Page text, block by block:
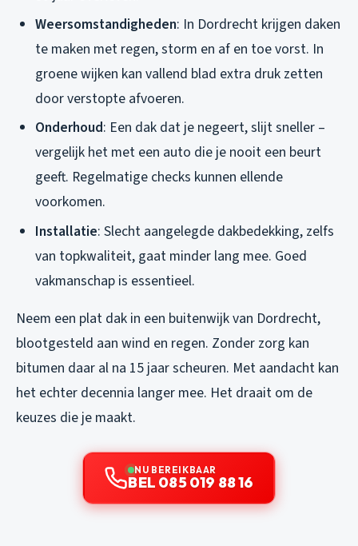
Weersomstandigheden: In Dordrecht krijgen daken
te maken met regen, storm en af en toe vorst. In
groene wijken kan vallend blad extra druk zetten
door verstopte afvoeren.
Onderhoud: Een dak dat je negeert, slijt sneller –
vergelijk het met een auto die je nooit een beurt
geeft. Regelmatige checks kunnen ellende
voorkomen.
Installatie: Slecht aangelegde dakbedekking, zelfs
van topkwaliteit, gaat minder lang mee. Goed
vakmanschap is essentieel.
Neem een plat dak in een buitenwijk van Dordrecht,
blootgesteld aan wind en regen. Zonder zorg kan
bitumen daar al na 15 jaar scheuren. Met aandacht kan
het echter decennia langer mee. Het draait om de
keuzes die je maakt.
NU BEREIKBAAR
BEL 085 019 88 16